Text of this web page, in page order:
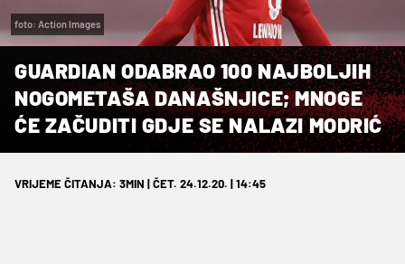
foto: Action Images
GUARDIAN ODABRAO 100 NAJBOLJIH
NOGOMETAŠA DANAŠNJICE; MNOGE
ĆE ZAČUDITI GDJE SE NALAZI MODRIĆ
VRIJEME ČITANJA: 3MIN | ČET. 24.12.20. | 14:45